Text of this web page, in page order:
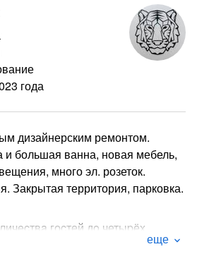
года
дизайнерским ремонтом.
и большая ванна, новая мебель,
много эл. розеток.
Закрытая территория, парковка.
гоcтей дo четыpёx
гостя + 200 pубеще